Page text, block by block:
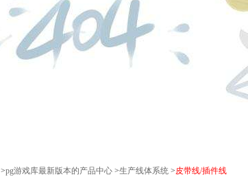
>pg游戏库最新版本的产品中心 >生产线体系统 >皮带线/插件线